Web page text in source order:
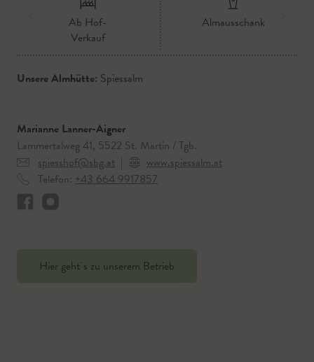
Ab Hof-
Verkauf
Almausschank
Unsere Almhütte: Spiessalm
Marianne Lanner-Aigner
Lammertalweg 41, 5522 St. Martin / Tgb.
spiesshof@sbg.at |
www.spiessalm.at
Telefon: +43 664 9917857
Hier geht`s zu unserem Betrieb